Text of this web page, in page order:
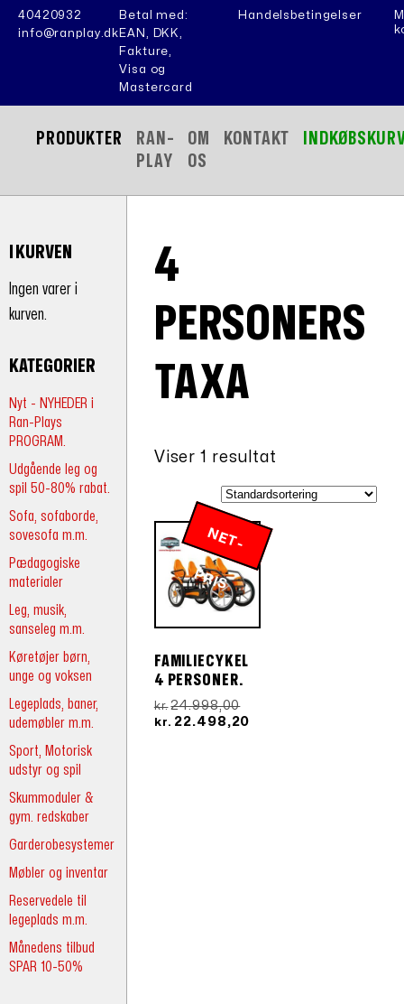
40420932
info@ranplay.dk
Betal med:
EAN, DKK,
Fakture,
Visa og
Mastercard
Handelsbetingelser
PRODUKTER
RAN-
PLAY
OM
OS
KONTAKT
I KURVEN
Ingen varer i
kurven.
KATEGORIER
Nyt - NYHEDER i
Ran-Plays
PROGRAM.
Udgående leg og
spil 50-80% rabat.
Sofa, sofaborde,
sovesofa m.m.
Pædagogiske
materialer
Leg, musik,
sanseleg m.m.
Køretøjer børn,
unge og voksen
Legeplads, baner,
udemøbler m.m.
Sport, Motorisk
udstyr og spil
Skummoduler &
gym. redskaber
Garderobesystemer
Møbler og inventar
Reservedele til
legeplads m.m.
Månedens tilbud
SPAR 10-50%
4
PERSONERS
TAXA
Viser 1 resultat
N
E
T
-
P
R
IS
FAMILIECYKEL
4 PERSONER.
kr. 24.998,00Den
oprindelige
kr. 22.498,20